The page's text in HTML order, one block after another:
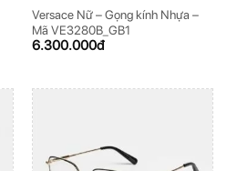
Versace Nữ – Gọng kính Nhựa –
Mã VE3280B_GB1
6.300.000đ